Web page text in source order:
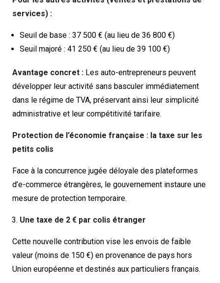
services) :
Seuil de base : 37 500 € (au lieu de 36 800 €)
Seuil majoré : 41 250 € (au lieu de 39 100 €)
Avantage concret : Les auto-entrepreneurs peuvent
développer leur activité sans basculer immédiatement
dans le régime de TVA, préservant ainsi leur simplicité
administrative et leur compétitivité tarifaire.
Protection de l’économie française : la taxe sur les
petits colis
Face à la concurrence jugée déloyale des plateformes
d’e-commerce étrangères, le gouvernement instaure une
mesure de protection temporaire.
Une taxe de 2 € par colis étranger
Cette nouvelle contribution vise les envois de faible
valeur (moins de 150 €) en provenance de pays hors
Union européenne et destinés aux particuliers français.